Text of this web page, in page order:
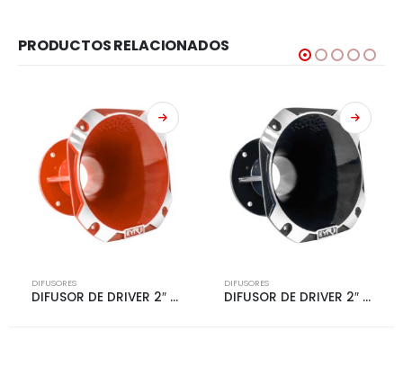
PRODUCTOS RELACIONADOS
DIFUSORES DIFUSORES